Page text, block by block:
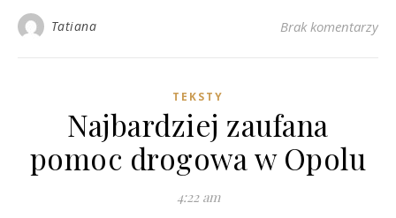
Tatiana Brak komentarzy
TEKSTY
Najbardziej zaufana
pomoc drogowa w Opolu
4:22 am